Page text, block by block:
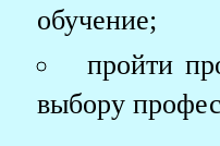
обучение;
пройти
выбору